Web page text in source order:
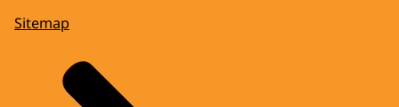
Sitemap